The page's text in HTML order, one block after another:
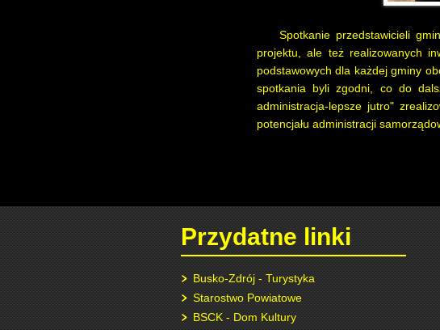
Spotkanie przedstawicieli
projektu, ale też realizowanych
podstawowych dla każdej gminy
spotkania byli zgodni, co do
administracja-lepsze jutro"
potencjału administracji
Przydatne linki
Busko-Zdrój - Turystyka
Starostwo Powiatowe
BSCK - Dom Kultury